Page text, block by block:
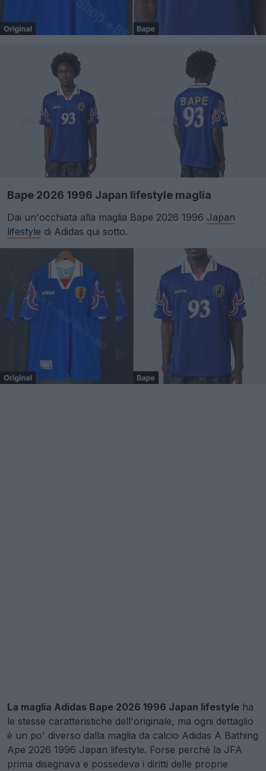
Bape 2026 1996 Japan lifestyle maglia
Dai un'occhiata alla maglia Bape 2026 1996 Japan
lifestyle di Adidas qui sotto.
La maglia Adidas Bape 2026 1996 Japan lifestyle ha
le stesse caratteristiche dell'originale, ma ogni dettaglio
è un po' diverso dalla maglia da calcio Adidas A Bathing
Ape 2026 1996 Japan lifestyle. Forse perché la JFA
prima disegnava e possedeva i diritti delle proprie